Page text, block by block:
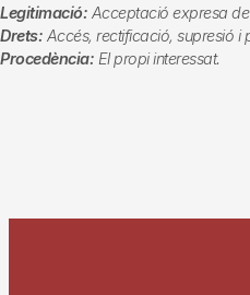
Legitimació: Acceptació expresa
Drets: Accés, rectificació, supresió i
Procedència: El propi interessat.